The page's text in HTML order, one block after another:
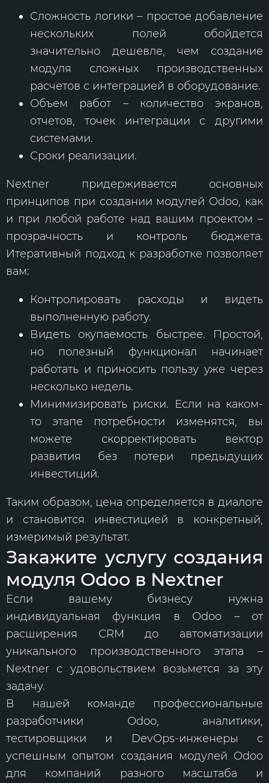
Сложность логики – простое добавление
нескольких полей обойдется
значительно дешевле, чем создание
модуля сложных производственных
расчетов с интеграцией в оборудование.
Объем работ – количество экранов,
отчетов, точек интеграции с другими
системами.
Сроки реализации.
Nextner придерживается основных
принципов при создании модулей Odoo, как
и при любой работе над вашим проектом –
прозрачность и контроль бюджета.
Итеративный подход к разработке позволяет
вам:
Контролировать расходы и видеть
выполненную работу.
Видеть окупаемость быстрее. Простой,
но полезный функционал начинает
работать и приносить пользу уже через
несколько недель.
Минимизировать риски. Если на каком-
то этапе потребности изменятся, вы
можете скорректировать вектор
развития без потери предыдущих
инвестиций.
Таким образом, цена определяется в диалоге
и становится инвестицией в конкретный,
измеримый результат.
Закажите услугу создания
модуля Odoo в Nextner
Если вашему бизнесу нужна
индивидуальная функция в Odoo – от
расширения CRM до автоматизации
уникального производственного этапа –
Nextner с удовольствием возьмется за эту
задачу.
В нашей команде профессиональные
разработчики Odoo, аналитики,
тестировщики и DevOps-инженеры с
успешным опытом создания модулей Odoo
для компаний разного масштаба и